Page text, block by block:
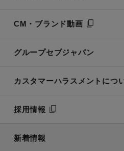
CM・ブランド動画
グループセブジャパン
カスタマーハラスメントにつ
採用情報
新着情報